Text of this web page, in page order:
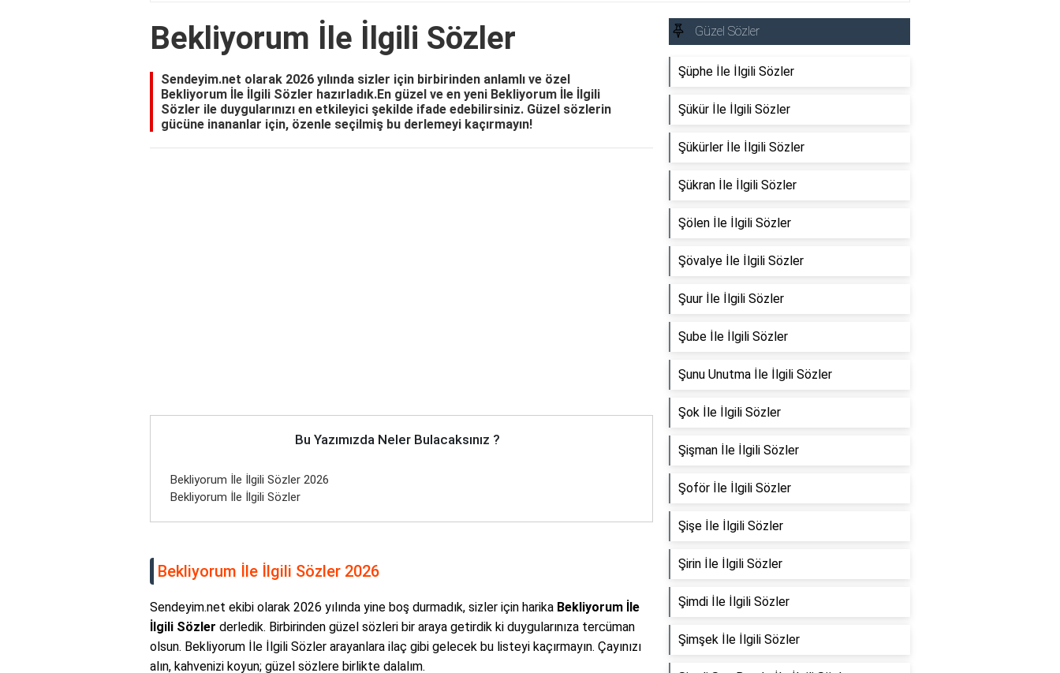
Bekliyorum İle İlgili Sözler
Sendeyim.net olarak 2026 yılında sizler için birbirinden anlamlı ve özel
Bekliyorum İle İlgili Sözler hazırladık.En güzel ve en yeni Bekliyorum İle İlgili
Sözler ile duygularınızı en etkileyici şekilde ifade edebilirsiniz. Güzel sözlerin
gücüne inananlar için, özenle seçilmiş bu derlemeyi kaçırmayın!
Bu Yazımızda Neler Bulacaksınız ?
Bekliyorum İle İlgili Sözler 2026
Bekliyorum İle İlgili Sözler
Bekliyorum İle İlgili Sözler 2026
Sendeyim.net ekibi olarak 2026 yılında yine boş durmadık, sizler için harika Bekliyorum İle
İlgili Sözler derledik. Birbirinden güzel sözleri bir araya getirdik ki duygularınıza tercüman
olsun. Bekliyorum İle İlgili Sözler arayanlara ilaç gibi gelecek bu listeyi kaçırmayın. Çayınızı
alın, kahvenizi koyun; güzel sözlere birlikte dalalım.
Güzel Sözler
Şüphe İle İlgili Sözler
Şükür İle İlgili Sözler
Şükürler İle İlgili Sözler
Şükran İle İlgili Sözler
Şölen İle İlgili Sözler
Şövalye İle İlgili Sözler
Şuur İle İlgili Sözler
Şube İle İlgili Sözler
Şunu Unutma İle İlgili Sözler
Şok İle İlgili Sözler
Şişman İle İlgili Sözler
Şoför İle İlgili Sözler
Şişe İle İlgili Sözler
Şirin İle İlgili Sözler
Şimdi İle İlgili Sözler
Şimşek İle İlgili Sözler